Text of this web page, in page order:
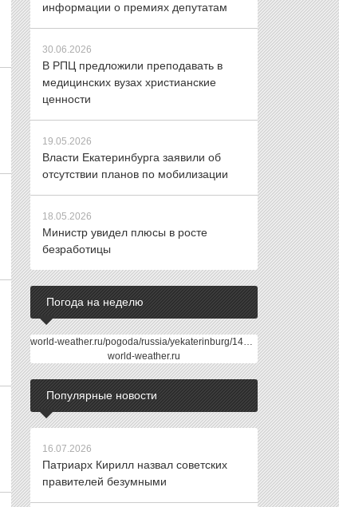
информации о премиях депутатам
30.06.2026
В РПЦ предложили преподавать в
медицинских вузах христианские
ценности
19.05.2026
Власти Екатеринбурга заявили об
отсутствии планов по мобилизации
18.05.2026
Министр увидел плюсы в росте
безработицы
Погода на неделю
world-weather.ru/pogoda/russia/yekaterinburg/14days/
world-weather.ru
Популярные новости
16.07.2026
Патриарх Кирилл назвал советских
правителей безумными